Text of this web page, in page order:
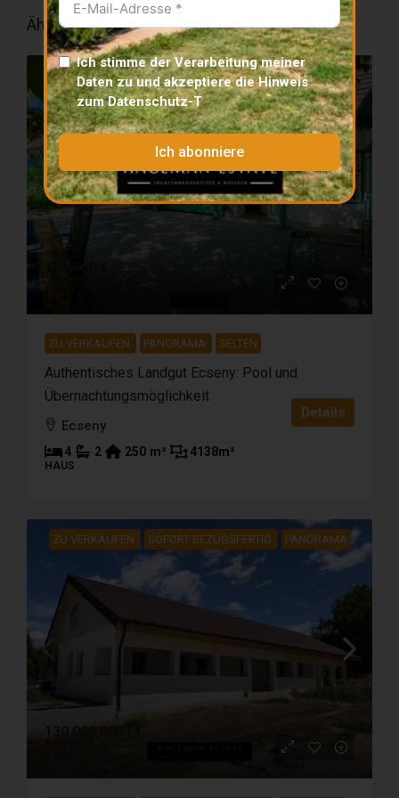
Ähnliche Eigenschaften
ZU VERKAUFEN PANORAMA SELTEN
ZU VERKAUFEN PANORAMA SELTEN
Authentisches Landgut Ecseny: Pool und
Übernachtungsmöglichkeit
Ecseny
4 2 250 m² 4138m²
HAUS
Details
ZU VERKAUFEN SOFORT BEZUGSFERTIG PANORAMA
Ich stimme der Verarbeitung meiner
Daten zu und akzeptiere dieHinweis
zum Datenschutz-T
Ich abonniere